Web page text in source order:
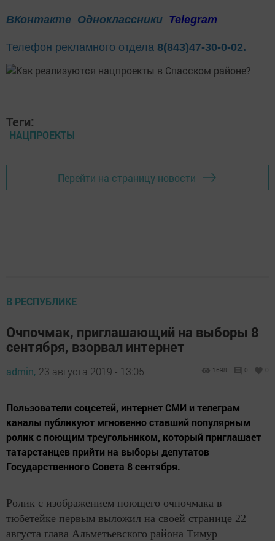
ВКонтакте Одноклассники Telegram
Телефон рекламного отдела 8(843)47-30-0-02.
Теги:
НАЦПРОЕКТЫ
Перейти на страницу новости
В РЕСПУБЛИКЕ
Очпочмак, приглашающий на выборы 8
сентября, взорвал интернет
admin, 23 августа 2019 - 13:05 1698 0 0
Пользователи соцсетей, интернет СМИ и телеграм
каналы публикуют мгновенно ставший популярным
ролик с поющим треугольником, который приглашает
татарстанцев прийти на выборы депутатов
Государственного Совета 8 сентября.
Ролик с изображением поющего очпочмака в
тюбетейке первым выложил на своей странице 22
августа глава Альметьевского района Тимур